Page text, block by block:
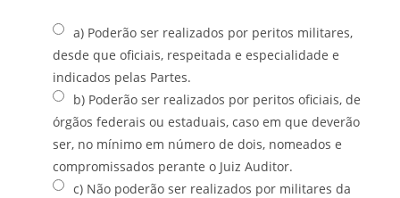
a) Poderão ser realizados por peritos militares,
desde que oficiais, respeitada e especialidade e
indicados pelas Partes.
b) Poderão ser realizados por peritos oficiais, de
órgãos federais ou estaduais, caso em que deverão
ser, no mínimo em número de dois, nomeados e
compromissados perante o Juiz Auditor.
c) Não poderão ser realizados por militares da